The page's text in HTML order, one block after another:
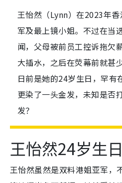
王怡然（Lynn）在2023年
军及最上镜小姐。不过在当
闻，父母被前员工控诉拖欠
大插水，之后在荧幕前就甚
日前是她的24岁生日，罕有
更染了一头金发，未知是否
发？
王怡然24岁生日
王怡然虽然是双料港姐亚军，